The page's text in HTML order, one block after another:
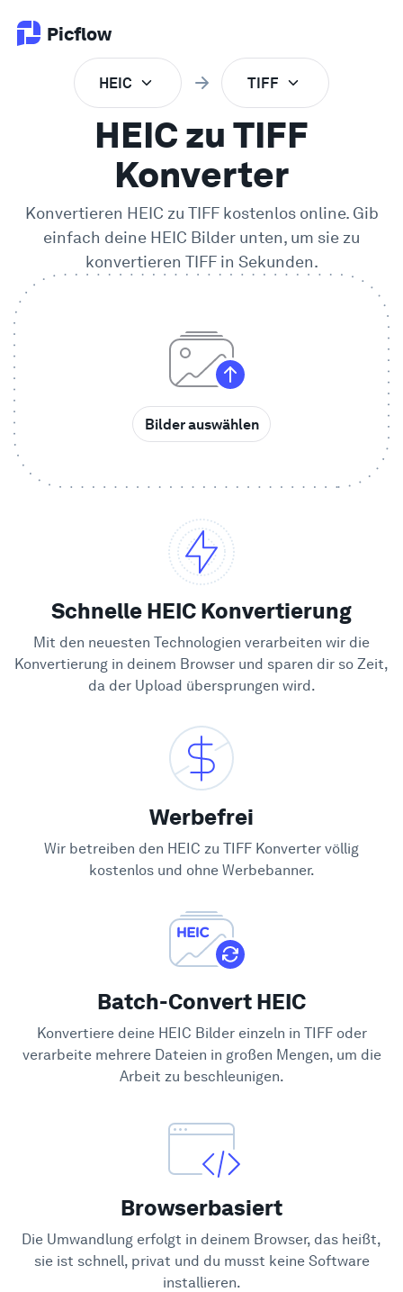
Picflow
Online Proofing
Kundengalerie
DAM Software
Enterprise
Vergleichen
Kundenstimmen
HEIC TIFF
HEIC zu TIFF
Konverter
Konvertieren HEIC zu TIFFkostenlos online. Gib
einfach deine HEIC Bilder unten, um sie zu
konvertieren TIFFin Sekunden.
Bilder auswählen
Schnelle HEIC Konvertierung
Mit den neuesten Technologien verarbeiten wir die
Konvertierung in deinem Browser und sparen dir so Zeit,
da der Upload übersprungen wird.
Werbefrei
Wir betreiben den HEIC zu TIFF Konverter völlig
kostenlos und ohne Werbebanner.
Batch-Convert HEIC
Konvertiere deine HEIC Bilder einzeln in TIFF oder
verarbeite mehrere Dateien in großen Mengen, um die
Arbeit zu beschleunigen.
Browserbasiert
Die Umwandlung erfolgt in deinem Browser, das heißt,
sie ist schnell, privat und du musst keine Software
installieren.